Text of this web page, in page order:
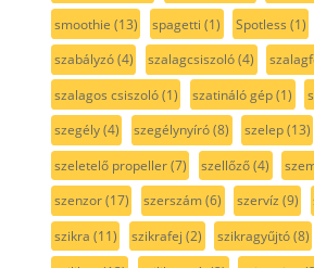
smoothie (13) spagetti (1) Spotless (1)
szabályzó(4) szalagcsiszoló(4)
szalagos csiszoló(1) szatináló gép(1)
szegély(4) szegélynyíró(8) szelep(13)
szeletelő propeller(7) szellőző(4)
szenzor(17) szerszám(6) szervíz (9)
szikra (11) szikrafej (2) szikragyűjtó(8)